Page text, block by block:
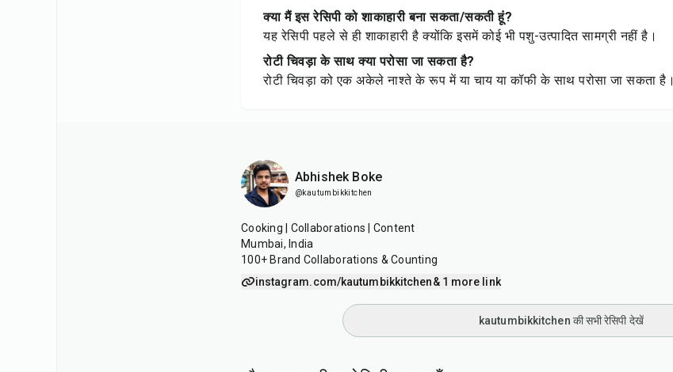
क्या मैं इस रेसिपी को शाकाहारी बना सकता/सकती हूं?
यह रेसिपी पहले से ही शाकाहारी है क्योंकि इसमें कोई भी पशु-उत्पादित सामग्री नहीं है।
रोटी चिवड़ा के साथ क्या परोसा जा सकता है?
रोटी चिवड़ा को एक अकेले नाश्ते के रूप में या चाय या कॉफी के साथ परोसा जा सकता है।
Abhishek Boke
@kautumbikkitchen
Cooking | Collaborations | Content
Mumbai, India
100+ Brand Collaborations & Counting
instagram.com/kautumbikkitchen& 1 more link
kautumbikkitchen की सभी रेसिपी देखें